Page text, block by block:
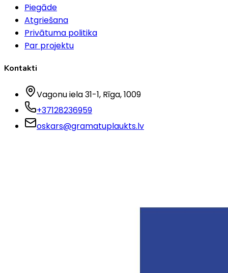
Piegāde
Atgriešana
Privātuma politika
Par projektu
Kontakti
Vagonu iela 31-1, Rīga, 1009
+37128236959
oskars@gramatuplaukts.lv